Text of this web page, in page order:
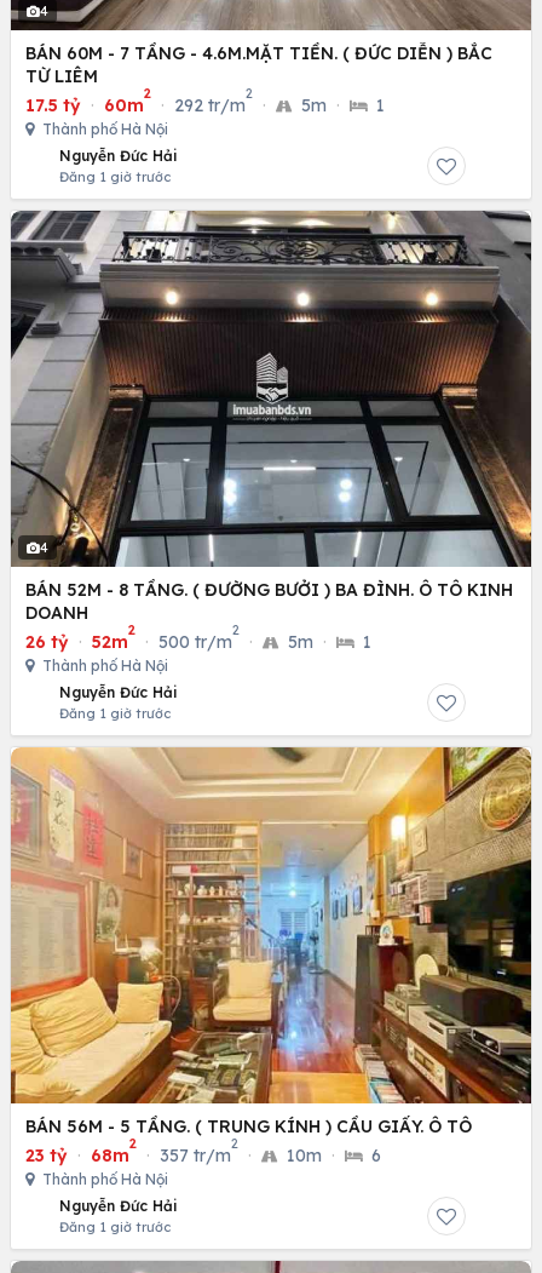
4
BÁN 60M - 7 TẦNG - 4.6M.MẶT TIỀN. ( ĐỨC DIỄN ) BẮC
TỪ LIÊM
17.5 tỷ · 60m
2
· 292 tr/m
2
· 5m · 1
Thành phố Hà Nội
Nguyễn Đức Hải
Đăng 1 giờ trước
4
BÁN 52M - 8 TẦNG. ( ĐƯỜNG BƯỞI ) BA ĐÌNH. Ô TÔ KINH
DOANH
26 tỷ · 52m
2
· 500 tr/m
2
· 5m · 1
Thành phố Hà Nội
Nguyễn Đức Hải
Đăng 1 giờ trước
BÁN 56M - 5 TẦNG. ( TRUNG KÍNH ) CẦU GIẤY. Ô TÔ
23 tỷ · 68m
2
· 357 tr/m
2
· 10m · 6
Thành phố Hà Nội
Nguyễn Đức Hải
Đăng 1 giờ trước